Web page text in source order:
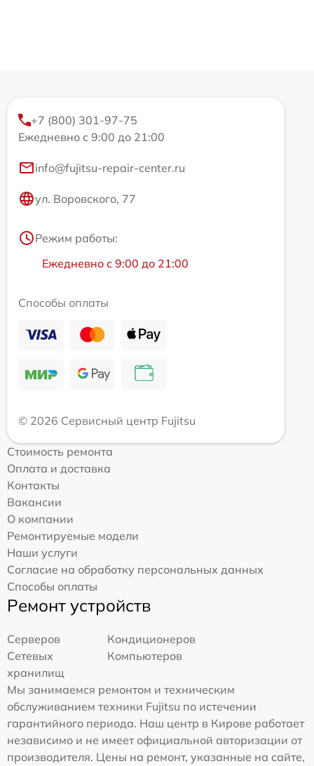
+7 (800) 301-97-75
Ежедневно с 9:00 до 21:00
info@fujitsu-repair-center.ru
ул. Воровского, 77
Режим работы:
Ежедневно с 9:00 до 21:00
Способы оплаты
© 2026 Сервисный центр Fujitsu
Стоимость ремонта
Оплата и доставка
Контакты
Вакансии
О компании
Ремонтируемые модели
Наши услуги
Согласие на обработку персональных данных
Способы оплаты
Ремонт устройств
Серверов
Кондиционеров
Сетевых
хранилищ
Компьютеров
Мы занимаемся ремонтом и техническим
обслуживанием техники Fujitsu по истечении
гарантийного периода. Наш центр в Кирове работает
независимо и не имеет официальной авторизации от
производителя. Цены на ремонт, указанные на сайте,